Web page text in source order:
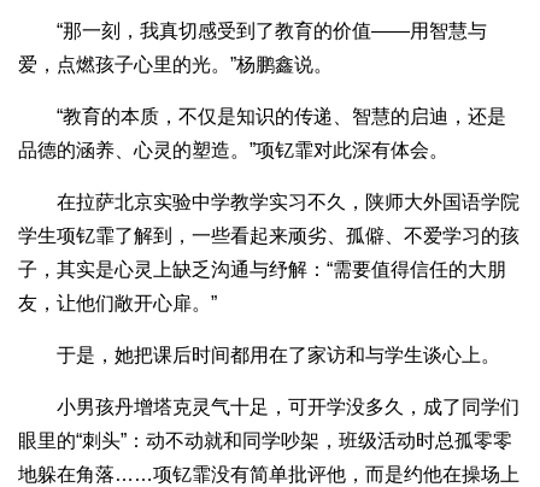
“那一刻，我真切感受到了教育的价值——用智慧与
爱，点燃孩子心里的光。”杨鹏鑫说。
“教育的本质，不仅是知识的传递、智慧的启迪，还是
品德的涵养、心灵的塑造。”项钇霏对此深有体会。
在拉萨北京实验中学教学实习不久，陕师大外国语学院
学生项钇霏了解到，一些看起来顽劣、孤僻、不爱学习的孩
子，其实是心灵上缺乏沟通与纾解：“需要值得信任的大朋
友，让他们敞开心扉。”
于是，她把课后时间都用在了家访和与学生谈心上。
小男孩丹增塔克灵气十足，可开学没多久，成了同学们
眼里的“刺头”：动不动就和同学吵架，班级活动时总孤零零
地躲在角落……项钇霏没有简单批评他，而是约他在操场上